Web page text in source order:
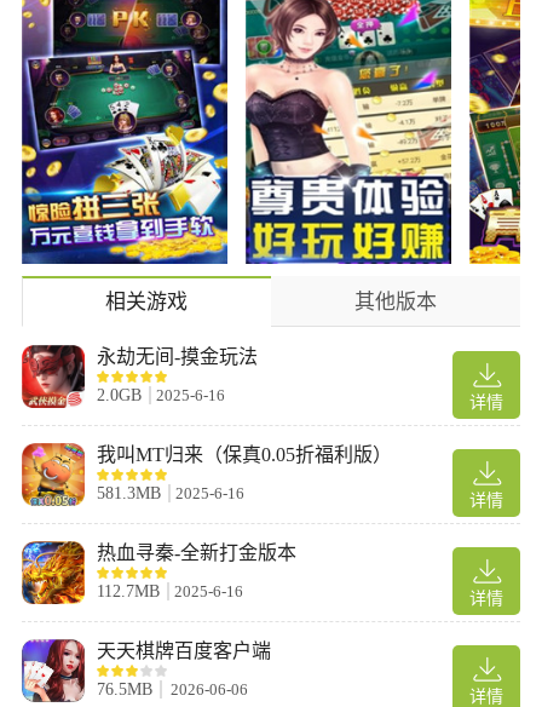
2、多数棋牌游戏依赖技巧而非运气，长期玩家能通过经验积累提
升胜率。竞技性强，高手能通过比赛、排位赛证明实力，享受智力
博弈的乐趣。
3、豪利棋盘游戏方式特别灵活，大大提升了便捷度。随时随地来
一局。
游戏优势
1、玩家既能借此了解常德地域风情，还能与真实玩家同场竞技，
游戏配音特别邀请本土明星参与，显著提升了背景音乐的吸引力。
2、每日畅玩棋牌游戏，新玩家能快速掌握规则，支持熟人好友对
战，还配备智能游戏助手，汇聚当下热门棋牌游戏。
3、丰富内容搭配趣味掌上特色玩法，安卓与电脑数据同步，激烈
竞技能让玩家玩得过瘾。
游戏说明
可享受全新游戏服务，快来体验最新项目
2、手机端绿色棋牌空间专为新手打造，配套详细教学指引快速入
门，一键邀约好友共享牌局乐趣，优质体验值得尝试。
3、海量经典玩法随心选择，精美视觉呈现优质体验，真人对战即
时结算，让每位玩家感受纯粹的棋牌竞技快感。
相关游戏 其他版本
详情
永劫无间-摸金玩法
2.0GB 2025-6-16
详情
我叫MT归来（保真0.05折福利版）
581.3MB 2025-6-16
详情
热血寻秦-全新打金版本
112.7MB 2025-6-16
详情
天天棋牌百度客户端
76.5MB 2026-06-06